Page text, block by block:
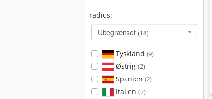
radius:
Ubegrænset (18)
Tyskland (9)
Østrig (2)
Spanien (2)
Italien (2)